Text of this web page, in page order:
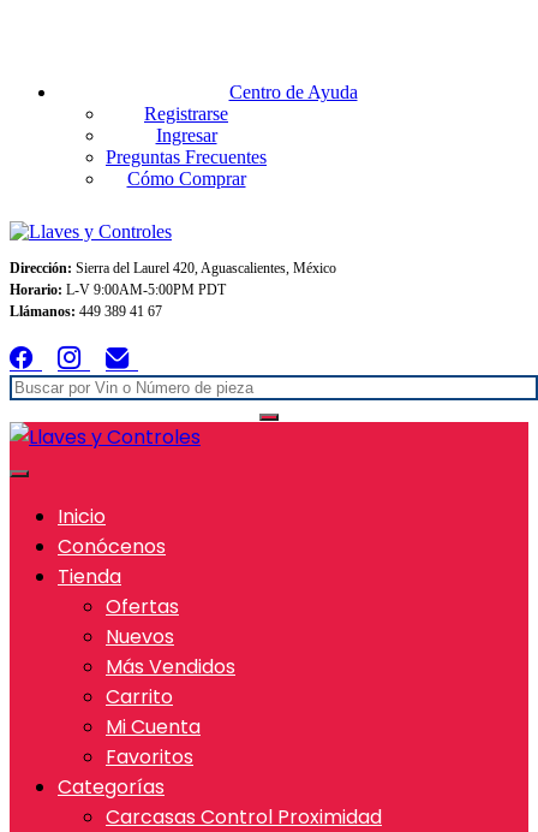
Centro de Ayuda
Registrarse
Ingresar
Preguntas Frecuentes
Cómo Comprar
Dirección: Sierra del Laurel 420, Aguascalientes, México
Horario: L-V 9:00AM-5:00PM PDT
Llámanos: 449 389 41 67
Inicio
Conócenos
Tienda
Ofertas
Nuevos
Más Vendidos
Carrito
Mi Cuenta
Favoritos
Categorías
Carcasas Control Proximidad